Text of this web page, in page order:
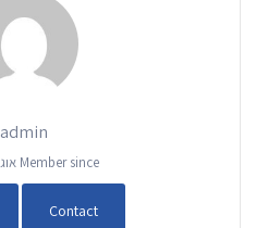
admin
Member since אוגוסט 2021
Contact